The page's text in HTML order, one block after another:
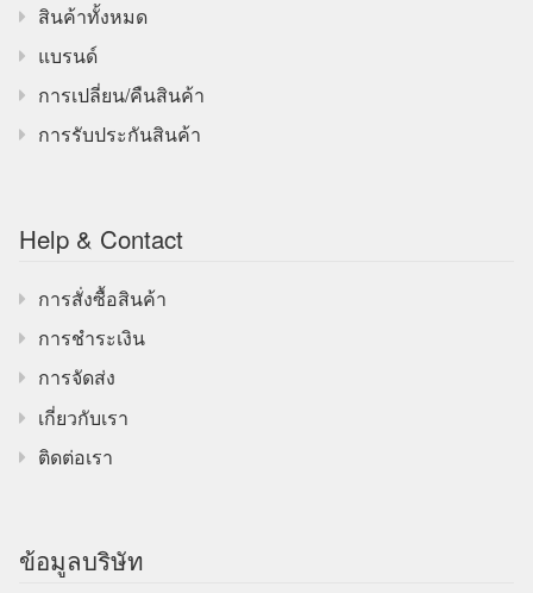
สินค้าทั้งหมด
แบรนด์
การเปลี่ยน/คืนสินค้า
การรับประกันสินค้า
Help & Contact
การสั่งซื้อสินค้า
การชำระเงิน
การจัดส่ง
เกี่ยวกับเรา
ติดต่อเรา
ข้อมูลบริษัท